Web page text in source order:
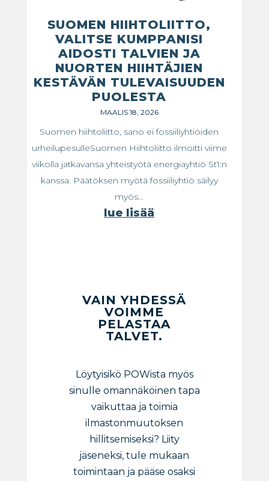
SUOMEN HIIHTOLIITTO,
VALITSE KUMPPANISI
AIDOSTI TALVIEN JA
NUORTEN HIIHTÄJIEN
KESTÄVÄN TULEVAISUUDEN
PUOLESTA
MAALIS 18, 2026
Suomen hiihtoliitto, sano ei fossiiliyhtiöiden
urheilupesulleSuomen Hiihtoliitto ilmoitti viime
viikolla jatkavansa yhteistyötä energiayhtiö St1:n
kanssa. Päätöksen myötä fossiiliyhtiö säilyy
myös...
lue lisää
VAIN YHDESSÄ
VOIMME
PELASTAA
TALVET.
Löytyisikö POWista myös
sinulle omannäköinen tapa
vaikuttaa ja toimia
ilmastonmuutoksen
hillitsemiseksi? Liity
jäseneksi, tule mukaan
toimintaan ja pääse osaksi